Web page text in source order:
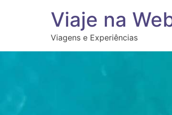
Viaje na
Viagens e Experiências